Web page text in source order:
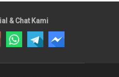
& Chat Kami